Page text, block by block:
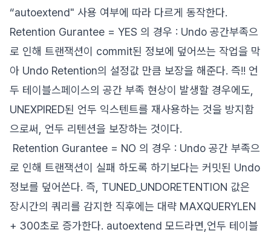
“autoextend" 사용 여부에 따라 다르게 동작한다.
Retention Gurantee = YES 의 경우 : Undo 공간부족으
로 인해 트랜잭션이 commit된 정보에 덮어쓰는 작업을 막
아 Undo Retention의 설정값 만큼 보장을 해준다. 즉!! 언
두 테이블스페이스의 공간 부족 현상이 발생할 경우에도,
UNEXPIRED된 언두 익스텐트를 재사용하는 것을 방지함
으로써, 언두 리텐션을 보장하는 것이다.
Retention Gurantee = NO 의 경우 : Undo 공간 부족으
로 인해 트랜잭션이 실패 하도록 하기보다는 커밋된 Undo
정보를 덮어쓴다. 즉, TUNED_UNDORETENTION 값은
장시간의 쿼리를 감지한 직후에는 대략 MAXQUERYLEN
+ 300초로 증가한다. autoextend 모드라면,언두 테이블